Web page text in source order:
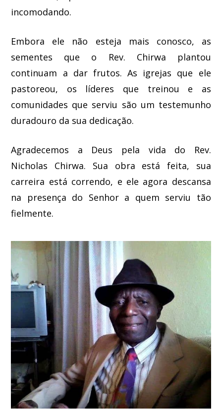
incomodando.
Embora ele não esteja mais conosco, as
sementes que o Rev. Chirwa plantou
continuam a dar frutos. As igrejas que ele
pastoreou, os líderes que treinou e as
comunidades que serviu são um testemunho
duradouro da sua dedicação.
Agradecemos a Deus pela vida do Rev.
Nicholas Chirwa. Sua obra está feita, sua
carreira está correndo, e ele agora descansa
na presença do Senhor a quem serviu tão
fielmente.